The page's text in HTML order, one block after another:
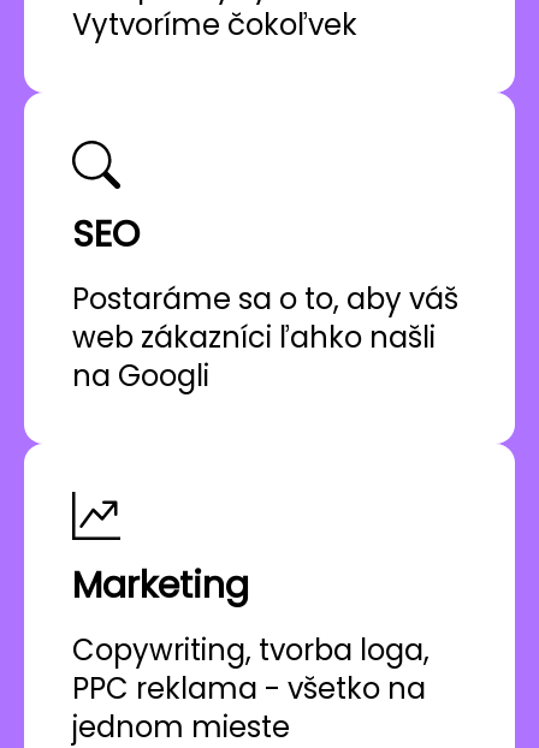
Vytvoríme čokoľvek
SEO
Postaráme sa o to, aby váš
web zákazníci ľahko našli
na Googli
Marketing
Copywriting, tvorba loga,
PPC reklama - všetko na
jednom mieste